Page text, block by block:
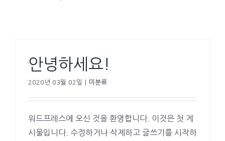
안녕하세요!
2020년 03월 02일 미분류
워드프레스에 오신 것을 환영합니다. 이것은 첫 게
시물입니다. 수정하거나 삭제하고 글쓰기를 시작하